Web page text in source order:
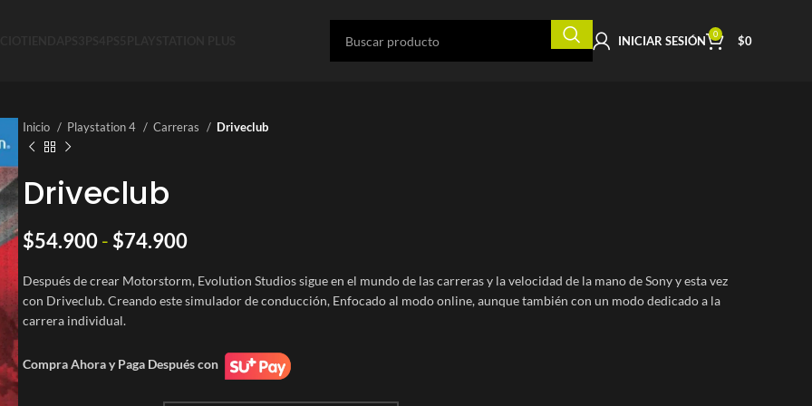
INICIAR SESIÓN 0 $0
Inicio Playstation 4 Carreras Driveclub
Driveclub
$54.900- $74.900Rango
precios:
desde
hasta
$74.900
Después de crear Motorstorm, Evolution Studios sigue en el mundo de las carreras y la velocidad de la mano de Sony y esta vez
con Driveclub. Creando este simulador de conducción, Enfocado al modo online, aunque también con un modo dedicado a la
carrera individual.
Compra Ahora y Paga Después con